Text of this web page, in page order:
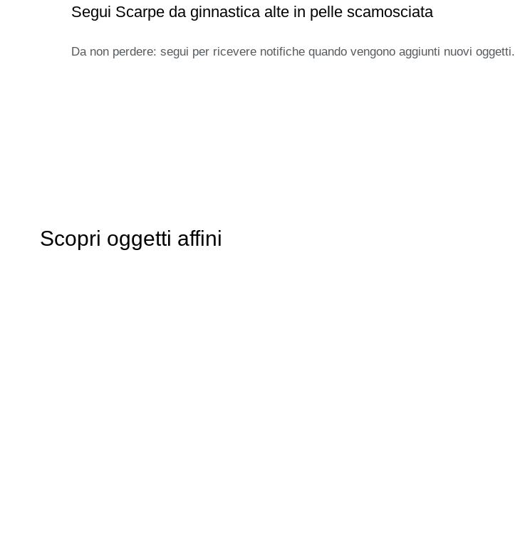
Segui Scarpe da ginnastica alte in pelle scamosciata
Da non perdere: segui per ricevere notifiche quando vengono aggiunti nuovi oggetti.
Scopri oggetti affini